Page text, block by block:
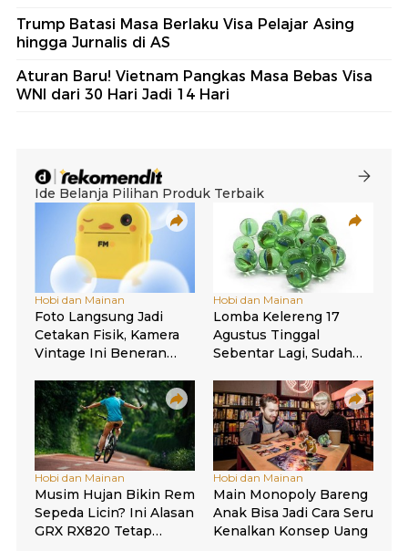
Trump Batasi Masa Berlaku Visa Pelajar Asing
hingga Jurnalis di AS
Aturan Baru! Vietnam Pangkas Masa Bebas Visa
WNI dari 30 Hari Jadi 14 Hari